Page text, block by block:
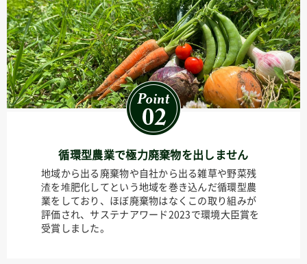
循環型農業で極力廃棄物を出しません
地域から出る廃棄物や自社から出る雑草や野菜残
渣を堆肥化してという地域を巻き込んだ循環型農
業をしており、ほぼ廃棄物はなくこの取り組みが
評価され、サステナアワード2023で環境大臣賞を
受賞しました。